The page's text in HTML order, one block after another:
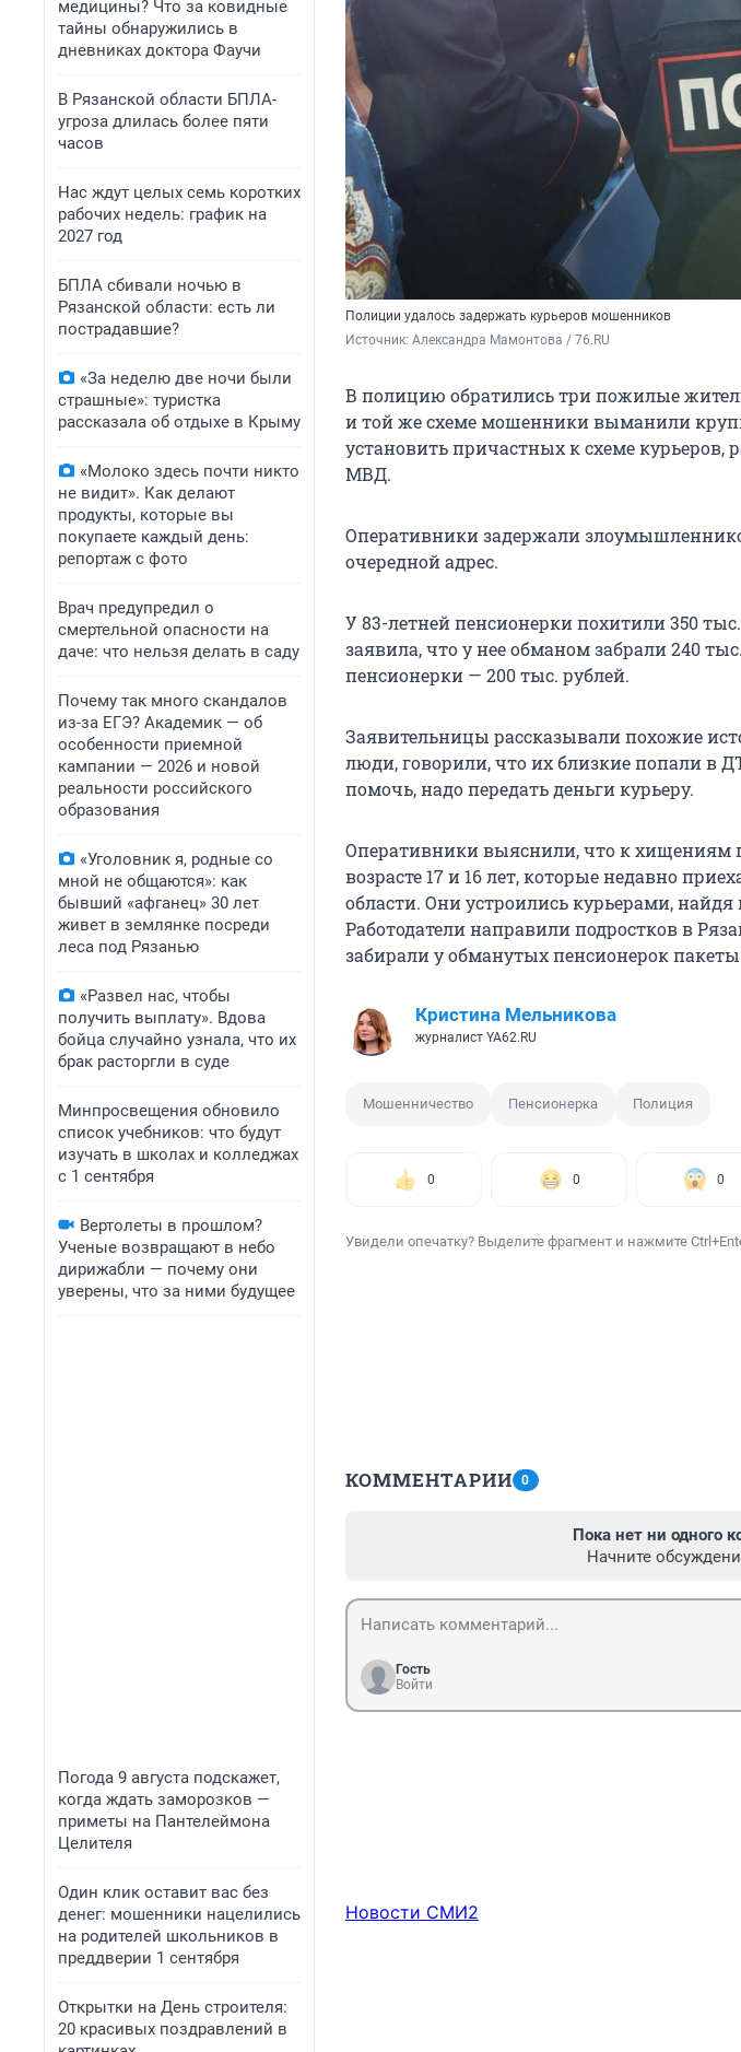
медицины? Что за ковидные
тайны обнаружились в
дневниках доктора Фаучи
В Рязанской области БПЛА-
угроза длилась более пяти
часов
Нас ждут целых семь коротких
рабочих недель: график на
2027 год
БПЛА сбивали ночью в
Рязанской области: есть ли
пострадавшие?
«За неделю две ночи были
страшные»: туристка
рассказала об отдыхе в Крыму
«Молоко здесь почти никто
не видит». Как делают
продукты, которые вы
покупаете каждый день:
репортаж с фото
Врач предупредил о
смертельной опасности на
даче: что нельзя делать в саду
Почему так много скандалов
из-за ЕГЭ? Академик — об
особенности приемной
кампании — 2026 и новой
реальности российского
образования
«Уголовник я, родные со
мной не общаются»: как
бывший «афганец» 30 лет
живет в землянке посреди
леса под Рязанью
«Развел нас, чтобы
получить выплату». Вдова
бойца случайно узнала, что их
брак расторгли в суде
Минпросвещения обновило
список учебников: что будут
изучать в школах и колледжах
с 1 сентября
Вертолеты в прошлом?
Ученые возвращают в небо
дирижабли — почему они
уверены, что за ними будущее
Погода 9 августа подскажет,
когда ждать заморозков —
приметы на Пантелеймона
Целителя
Один клик оставит вас без
денег: мошенники нацелились
на родителей школьников в
преддверии 1 сентября
Открытки на День строителя:
20 красивых поздравлений в
Полиции удалось задержать курьеров мошенников
Источник: Александра Мамонтова / 76.RU
В полицию обратились три пожилые
и той же схеме мошенники выманили
установить причастных к схеме курьеров,
МВД.
Оперативники задержали
очередной адрес.
У 83-летней пенсионерки похитили 350
заявила, что у нее обманом забрали 240
пенсионерки — 200 тыс. рублей.
Заявительницы рассказывали похожие
люди, говорили, что их близкие попали в
помочь, надо передать деньги курьеру.
Оперативники выяснили, что к хищениям
возрасте 17 и 16 лет, которые недавно
области. Они устроились курьерами, найдя
Работодатели направили подростков в
забирали у обманутых пенсионерок
Кристина Мельникова
журналист YA62.RU
Мошенничество Пенсионерка Полиция
0 0 0
Увидели опечатку? Выделите фрагмент и нажмите
КОММЕНТАРИИ 0
Пока нет ни одного
Начните
Гость
Войти
Новости СМИ2